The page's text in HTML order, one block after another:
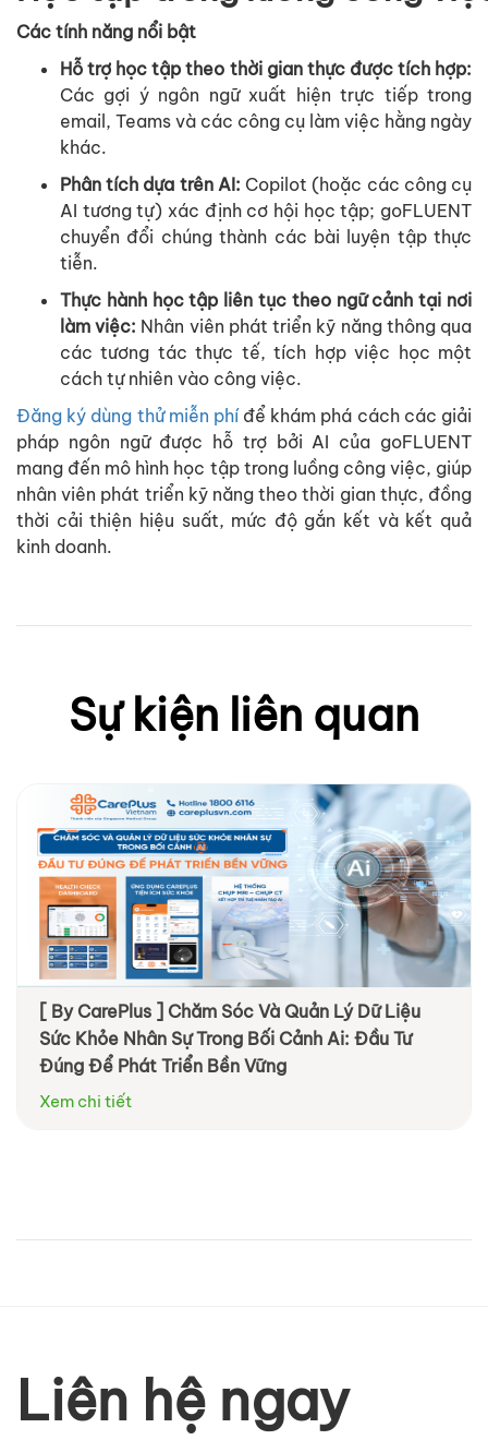
Các tính năng nổi bật
Hỗ trợ học tập theo thời gian thực được tích hợp:
Các gợi ý ngôn ngữ xuất hiện trực tiếp trong
email, Teams và các công cụ làm việc hằng ngày
khác.
Phân tích dựa trên AI: Copilot (hoặc các công cụ
AI tương tự) xác định cơ hội học tập; goFLUENT
chuyển đổi chúng thành các bài luyện tập thực
tiễn.
Thực hành học tập liên tục theo ngữ cảnh tại nơi
làm việc: Nhân viên phát triển kỹ năng thông qua
các tương tác thực tế, tích hợp việc học một
cách tự nhiên vào công việc.
Đăng ký dùng thử miễn phíđể khám phá cách các giải
pháp ngôn ngữ được hỗ trợ bởi AI của goFLUENT
mang đến mô hình học tập trong luồng công việc, giúp
nhân viên phát triển kỹ năng theo thời gian thực, đồng
thời cải thiện hiệu suất, mức độ gắn kết và kết quả
kinh doanh.
Sự kiện liên quan
[ By CarePlus ] Chăm Sóc Và Quản Lý Dữ Liệu
Sức Khỏe Nhân Sự Trong Bối Cảnh Ai: Đầu Tư
Đúng Để Phát Triển Bền Vững
Xem chi tiết
[ By Diag ] Trung tâm Y khoa DIAG tham dự
VNHR: Đồng hành cùng doanh nghiệp chăm sóc
sức khỏe nhân viên chủ động và hiệu quả hơn
Xem chi tiết
Liên hệ ngay